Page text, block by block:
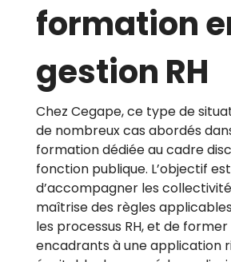
formation
gestion RH
Chez Cegape, ce type de
de nombreux cas abordés
formation dédiée au cadre
fonction publique. L’objectif est
d’accompagner les
maîtrise des règles
les processus RH, et de former
encadrants à une application